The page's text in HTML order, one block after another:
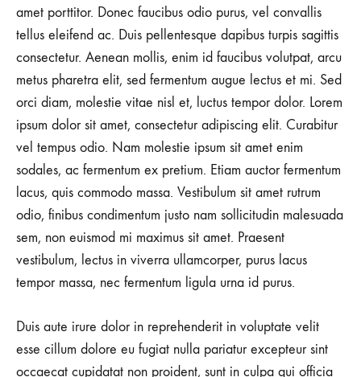
amet porttitor. Donec faucibus odio purus, vel convallis
tellus eleifend ac. Duis pellentesque dapibus turpis sagittis
consectetur. Aenean mollis, enim id faucibus volutpat, arcu
metus pharetra elit, sed fermentum augue lectus et mi. Sed
orci diam, molestie vitae nisl et, luctus tempor dolor. Lorem
ipsum dolor sit amet, consectetur adipiscing elit. Curabitur
vel tempus odio. Nam molestie ipsum sit amet enim
sodales, ac fermentum ex pretium. Etiam auctor fermentum
lacus, quis commodo massa. Vestibulum sit amet rutrum
odio, finibus condimentum justo nam sollicitudin malesuada
sem, non euismod mi maximus sit amet. Praesent
vestibulum, lectus in viverra ullamcorper, purus lacus
tempor massa, nec fermentum ligula urna id purus.
Duis aute irure dolor in reprehenderit in voluptate velit
esse cillum dolore eu fugiat nulla pariatur excepteur sint
occaecat cupidatat non proident, sunt in culpa qui officia